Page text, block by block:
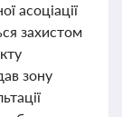
асоціації
захистом
зону